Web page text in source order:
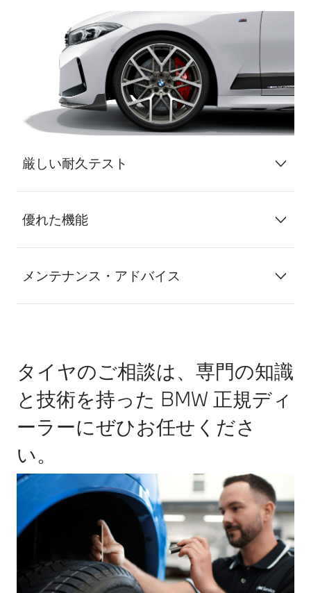
厳しい耐久テスト
優れた機能
メンテナンス・アドバイス
タイヤのご相談は、専門の知識
と技術を持った BMW 正規ディ
ーラーにぜひお任せくださ
い。